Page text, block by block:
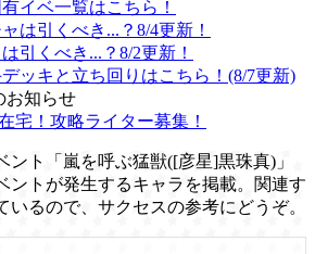
イベ一覧はこちら！
は引くべき...？8/4更新！
引くべき...？8/2更新！
ッキと立ち回りはこちら！(8/7更新)
お知らせ
宅！攻略ライター募集！
ント「嵐を呼ぶ猛獣([彦星]黒珠真)」
ントが発生するキャラを掲載。関連す
いるので、サクセスの参考にどうぞ。